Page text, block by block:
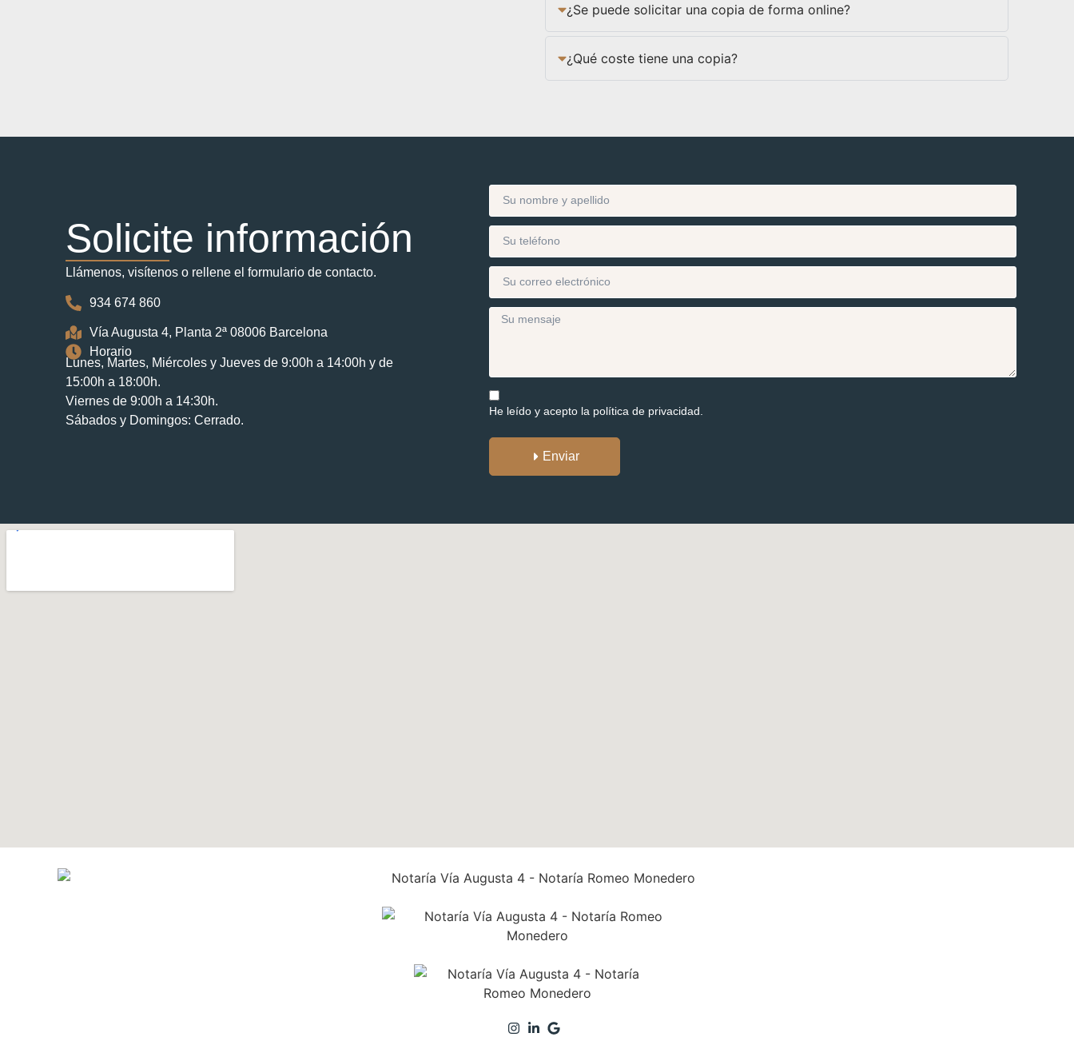
¿Se puede solicitar una copia de forma online?
¿Qué coste tiene una copia?
Solicite información
Llámenos, visítenos o rellene el formulario de contacto.
934 674 860
Vía Augusta 4, Planta 2ª 08006 Barcelona
Horario
Lunes, Martes, Miércoles y Jueves de 9:00h a 14:00h y de
15:00h a 18:00h.
Viernes de 9:00h a 14:30h.
Sábados y Domingos: Cerrado.
He leído y acepto la política de privacidad.
Enviar